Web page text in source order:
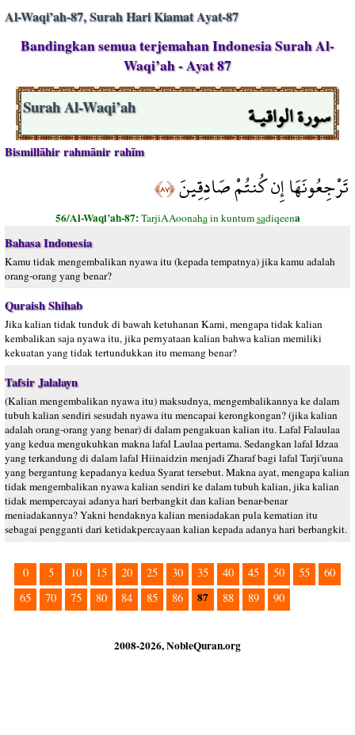
Al-Waqi’ah-87, Surah Hari Kiamat Ayat-87
Bandingkan semua terjemahan Indonesia Surah Al-
Waqi’ah - Ayat 87
سورة الواقيـة Surah Al-Waqi’ah
Bismillāhir rahmānir rahīm
تَرْجِعُونَهَا إِن كُنتُمْ صَادِقِينَ﴿٨٧﴾
56/Al-Waqi’ah-87:TarjiAAoonahain kuntumsadiqeena
Bahasa Indonesia
Kamu tidak mengembalikan nyawa itu (kepada tempatnya) jika kamu adalah
orang-orang yang benar?
Quraish Shihab
Jika kalian tidak tunduk di bawah ketuhanan Kami, mengapa tidak kalian
kembalikan saja nyawa itu, jika pernyataan kalian bahwa kalian memiliki
kekuatan yang tidak tertundukkan itu memang benar?
Tafsir Jalalayn
(Kalian mengembalikan nyawa itu) maksudnya, mengembalikannya ke dalam
tubuh kalian sendiri sesudah nyawa itu mencapai kerongkongan? (jika kalian
adalah orang-orang yang benar) di dalam pengakuan kalian itu. Lafal Falaulaa
yang kedua mengukuhkan makna lafal Laulaa pertama. Sedangkan lafal Idzaa
yang terkandung di dalam lafal Hiinaidzin menjadi Zharaf bagi lafal Tarji'uuna
yang bergantung kepadanya kedua Syarat tersebut. Makna ayat, mengapa kalian
tidak mengembalikan nyawa kalian sendiri ke dalam tubuh kalian, jika kalian
tidak mempercayai adanya hari berbangkit dan kalian benar-benar
meniadakannya? Yakni hendaknya kalian meniadakan pula kematian itu
sebagai pengganti dari ketidakpercayaan kalian kepada adanya hari berbangkit.
0 5 10 15 20 25 30 35 40 45 50 55
60
65
70 75 80 84 85 86 87 88 89 90
2008-2026, NobleQuran.org